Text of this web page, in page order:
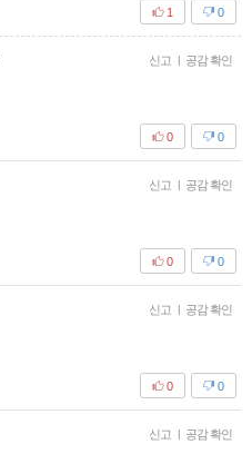
0
1
신고 | 공감 확인
0
0
신고 | 공감 확인
0
0
신고 | 공감 확인
0
0
신고 | 공감 확인